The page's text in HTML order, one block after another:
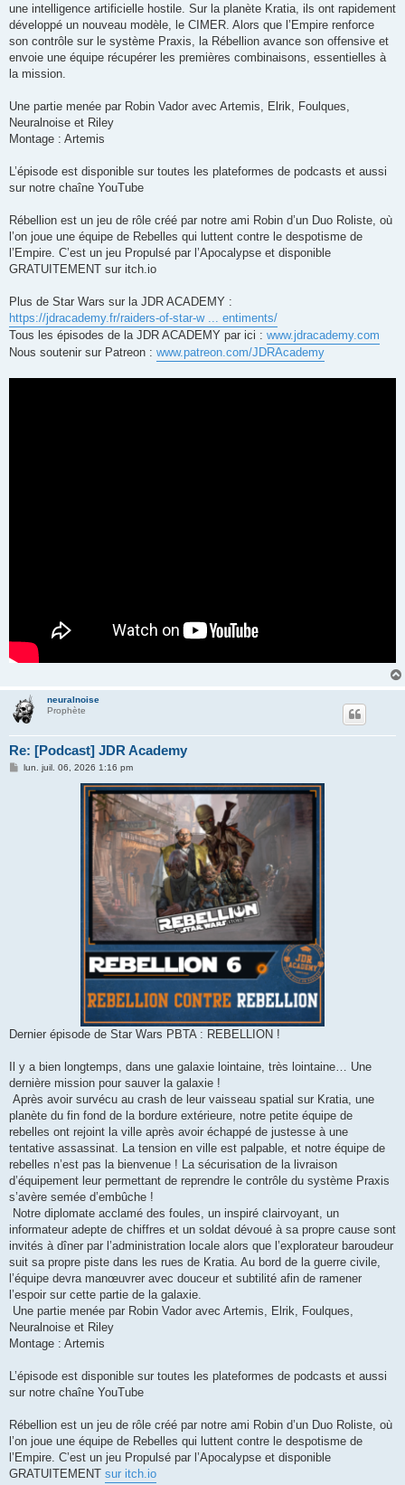
une intelligence artificielle hostile. Sur la planète Kratia, ils ont rapidement
développé un nouveau modèle, le CIMER. Alors que l’Empire renforce
son contrôle sur le système Praxis, la Rébellion avance son offensive et
envoie une équipe récupérer les premières combinaisons, essentielles à
la mission.
Une partie menée par Robin Vador avec Artemis, Elrik, Foulques,
Neuralnoise et Riley
Montage : Artemis
L’épisode est disponible sur toutes les plateformes de podcasts et aussi
sur notre chaîne YouTube
Rébellion est un jeu de rôle créé par notre ami Robin d’un Duo Roliste, où
l’on joue une équipe de Rebelles qui luttent contre le despotisme de
l’Empire. C’est un jeu Propulsé par l’Apocalypse et disponible
GRATUITEMENT sur itch.io
Plus de Star Wars sur la JDR ACADEMY :
https://jdracademy.fr/raiders-of-star-w ... entiments/
Tous les épisodes de la JDR ACADEMY par ici : www.jdracademy.com
Nous soutenir sur Patreon : www.patreon.com/JDRAcademy
neuralnoise
Prophète
Re: [Podcast] JDR Academy
Mlun. juil. 06, 2026 1:16 pm
Dernier épisode de Star Wars PBTA : REBELLION !
Il y a bien longtemps, dans une galaxie lointaine, très lointaine… Une
dernière mission pour sauver la galaxie !
Après avoir survécu au crash de leur vaisseau spatial sur Kratia, une
planète du fin fond de la bordure extérieure, notre petite équipe de
rebelles ont rejoint la ville après avoir échappé de justesse à une
tentative assassinat. La tension en ville est palpable, et notre équipe de
rebelles n’est pas la bienvenue ! La sécurisation de la livraison
d’équipement leur permettant de reprendre le contrôle du système Praxis
s’avère semée d’embûche !
Notre diplomate acclamé des foules, un inspiré clairvoyant, un
informateur adepte de chiffres et un soldat dévoué à sa propre cause sont
invités à dîner par l’administration locale alors que l’explorateur baroudeur
suit sa propre piste dans les rues de Kratia. Au bord de la guerre civile,
l’équipe devra manœuvrer avec douceur et subtilité afin de ramener
l’espoir sur cette partie de la galaxie.
Une partie menée par Robin Vador avec Artemis, Elrik, Foulques,
Neuralnoise et Riley
Montage : Artemis
L’épisode est disponible sur toutes les plateformes de podcasts et aussi
sur notre chaîne YouTube
Rébellion est un jeu de rôle créé par notre ami Robin d’un Duo Roliste, où
l’on joue une équipe de Rebelles qui luttent contre le despotisme de
l’Empire. C’est un jeu Propulsé par l’Apocalypse et disponible
GRATUITEMENT sur itch.io